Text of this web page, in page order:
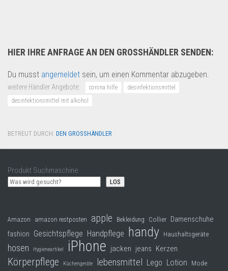
HIER IHRE ANFRAGE AN DEN GROSSHÄNDLER SENDEN:
Du musst angemeldet sein, um einen Kommentar abzugeben.
weitere Händler Angebote: corona hilfe
desinfektionsmittel
desinfektionsmittel mit alkohol
BETREUT DURCH: DEN GROSSHÄNDLER ·
Produkt Suchmaschine
LOS
Amazon amazon restposten apple Bekleidung Collier Damenschuhe
fashion Gesichtspflege Handpflege handy Haushaltsgeräte
hosen Hygieneartikel iPhone jacken jeans Kerzen
Körperpflege Küchengeräte lebensmittel Lego Lotion Mode